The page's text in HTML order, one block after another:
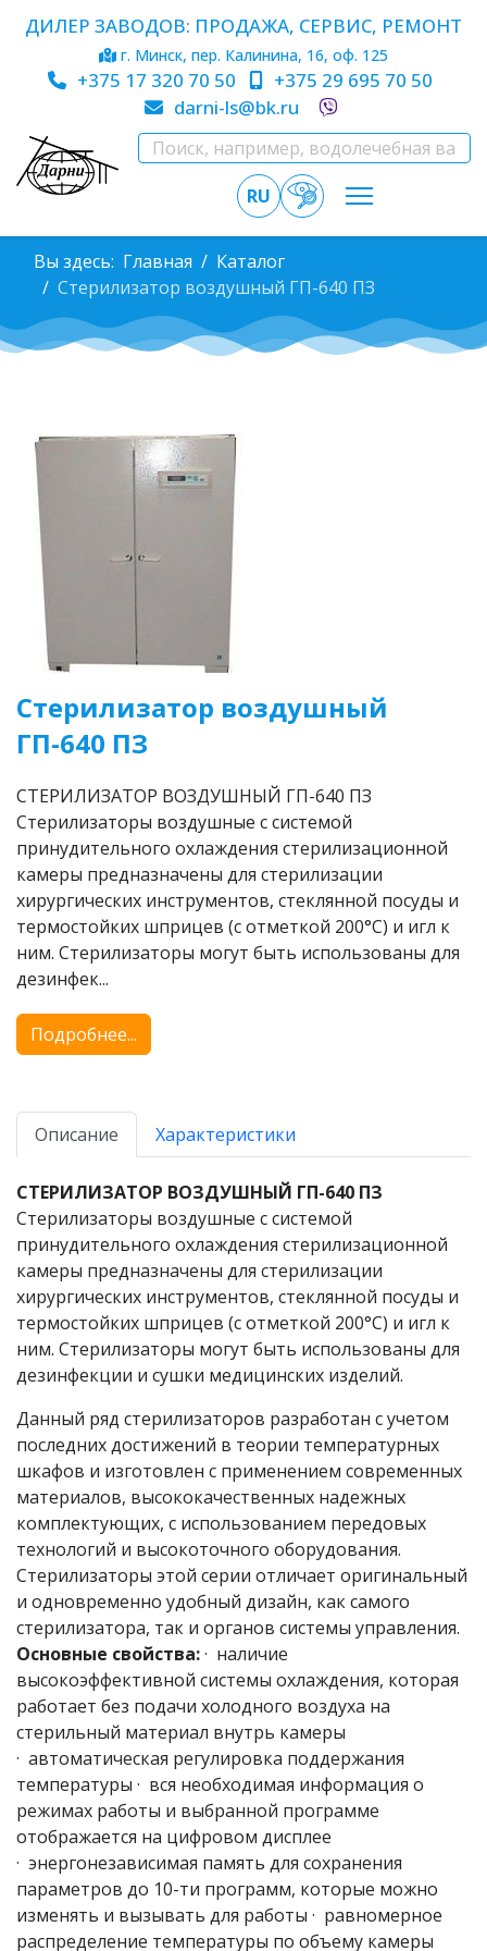
ДИЛЕР ЗАВОДОВ: ПРОДАЖА, СЕРВИС, РЕМОНТ
г. Минск, пер. Калинина, 16, оф. 125
+375 17 320 70 50
+375 29 695 70 50
darni-ls@bk.ru
RU
Вы здесь: Главная
Каталог
Стерилизатор воздушный ГП-640 ПЗ
Стерилизатор воздушный
ГП-640 ПЗ
СТЕРИЛИЗАТОР ВОЗДУШНЫЙ ГП-640 ПЗ
Стерилизаторы воздушные с системой
принудительного охлаждения стерилизационной
камеры предназначены для стерилизации
хирургических инструментов, стеклянной посуды и
термостойких шприцев (с отметкой 200°С) и игл к
ним. Стерилизаторы могут быть использованы для
дезинфек...
Подробнее...
Описание Характеристики
СТЕРИЛИЗАТОР ВОЗДУШНЫЙ ГП-640 ПЗ
Стерилизаторы воздушные с системой
принудительного охлаждения стерилизационной
камеры предназначены для стерилизации
хирургических инструментов, стеклянной посуды и
термостойких шприцев (с отметкой 200°С) и игл к
ним. Стерилизаторы могут быть использованы для
дезинфекции и сушки медицинских изделий.
Данный ряд стерилизаторов разработан с учетом
последних достижений в теории температурных
шкафов и изготовлен с применением современных
материалов, высококачественных надежных
комплектующих, с использованием передовых
технологий и высокоточного оборудования.
Стерилизаторы этой серии отличает оригинальный
и одновременно удобный дизайн, как самого
стерилизатора, так и органов системы управления.
Основные свойства:· наличие
высокоэффективной системы охлаждения, которая
работает без подачи холодного воздуха на
стерильный материал внутрь камеры
· автоматическая регулировка поддержания
температуры · вся необходимая информация о
режимах работы и выбранной программе
отображается на цифровом дисплее
· энергонезависимая память для сохранения
параметров до 10-ти программ, которые можно
изменять и вызывать для работы · равномерное
распределение температуры по объему камеры